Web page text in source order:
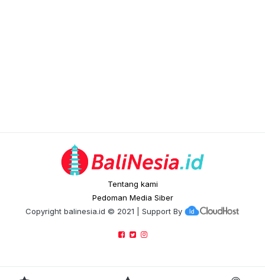
Tentang kami
Pedoman Media Siber
Copyright balinesia.id © 2021 | Support By